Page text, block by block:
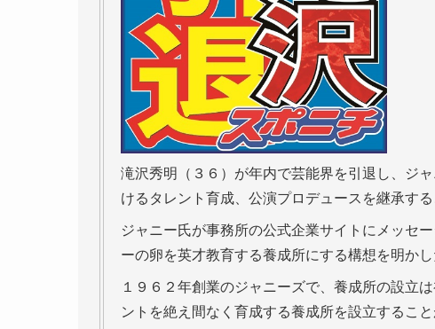
滝沢秀明（３６）が年内で芸能界を引退し、ジ
けるタレント育成、公演プロデュースを継承する
ジャニー氏が事務所の公式企業サイトにメッセ
ーの卵を英才教育する養成所にする構想を明かし
１９６２年創業のジャニーズで、養成所の設立
ントを絶え間なく育成する養成所を設立するこ